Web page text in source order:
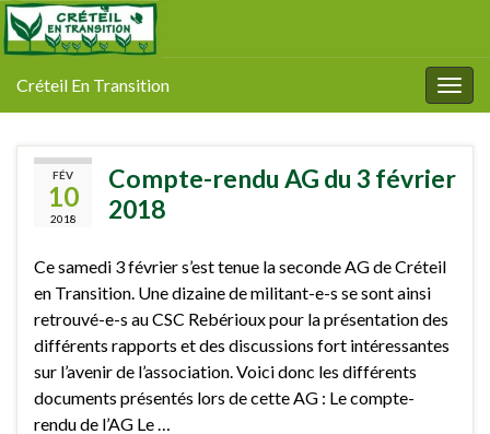
Créteil En Transition
FÉV
10
2018
Compte-rendu AG du 3 février
2018
Ce samedi 3 février s’est tenue la seconde AG de Créteil
en Transition. Une dizaine de militant-e-s se sont ainsi
retrouvé-e-s au CSC Rebérioux pour la présentation des
différents rapports et des discussions fort intéressantes
sur l’avenir de l’association. Voici donc les différents
documents présentés lors de cette AG : Le compte-
rendu de l’AG Le …